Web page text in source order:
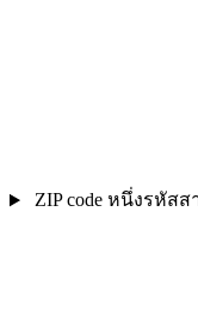
ZIP code หนึ่งรหัส